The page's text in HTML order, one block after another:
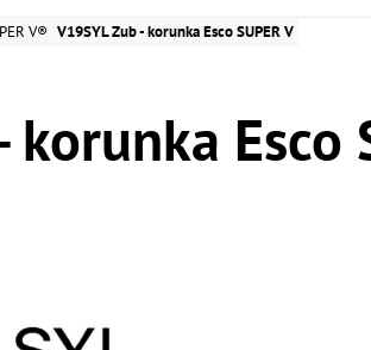
V® V19SYL Zub - korunka Esco SUPER V
Esco